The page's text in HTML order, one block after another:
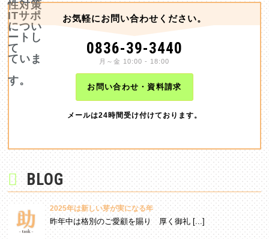
お気軽にお問い合わせください。
0836-39-3440
月～金 10:00 - 18:00
お問い合わせ・資料請求
メールは24時間受け付けております。
BLOG
2025年は新しい芽が実になる年
昨年中は格別のご愛顧を賜り 厚く御礼 [...]